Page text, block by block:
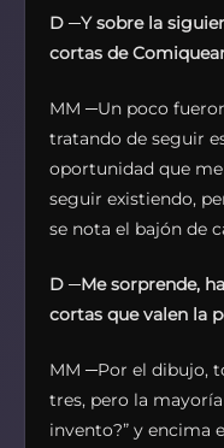
D ─Y sobre la
cortas de
MM ─Un poco
tratando de seguir
oportunidad que
seguir existiendo,
se nota el bajón de
D ─Me sorprende,
cortas que valen la
MM ─Por el dibujo,
tres, pero la
invento?” y encima